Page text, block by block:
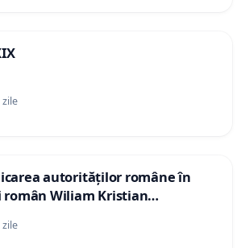
autorităților române în
român Wiliam Kristian
în plasament în Danemarca de